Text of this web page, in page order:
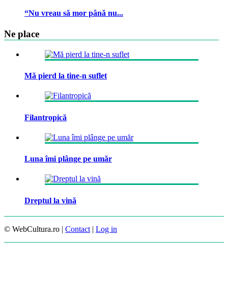
“Nu vreau să mor până nu...
Ne place
Mă pierd la tine-n suflet
Filantropică
Luna îmi plânge pe umăr
Dreptul la vină
© WebCultura.ro | Contact | Log in